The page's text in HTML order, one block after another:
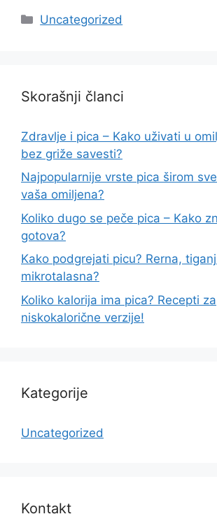
Categories
Uncategorized
Skorašnji članci
Zdravlje i pica – Kako uživati u
bez griže savesti?
Najpopularnije vrste pica širom
vaša omiljena?
Koliko dugo se peče pica – Kako
gotova?
Kako podgrejati picu? Rerna,
mikrotalasna?
Koliko kalorija ima pica? Recepti za
niskokalorične verzije!
Kategorije
Uncategorized
Kontakt